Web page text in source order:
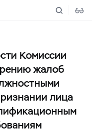
Комиссии
жалоб
лица